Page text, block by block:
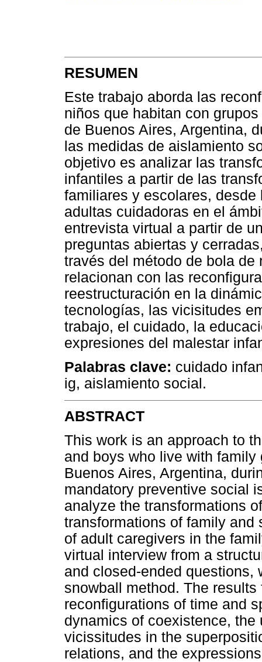
RESUMEN
Este trabajo aborda las
niños que habitan con
de Buenos Aires, Argentina,
las medidas de aislamiento
objetivo es analizar las
infantiles a partir de las
familiares y escolares,
adultas cuidadoras en el
entrevista virtual a partir de
preguntas abiertas y
través del método de bola
relacionan con las
reestructuración en la
tecnologías, las vicisitudes
trabajo, el cuidado, la
expresiones del malestar
Palabras clave: cuidado
ig, aislamiento social.
ABSTRACT
This work is an approach to
and boys who live with
Buenos Aires, Argentina,
mandatory preventive social
analyze the transformations
transformations of family
of adult caregivers in the
virtual interview from a
and closed-ended questions,
snowball method. The
reconfigurations of time and
dynamics of coexistence,
vicissitudes in the
relations, and the